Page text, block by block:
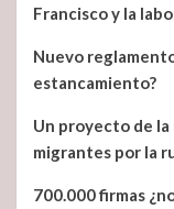
Francisco y la
Nuevo
estancamiento?
Un proyecto de
migrantes por la
700.000 firmas